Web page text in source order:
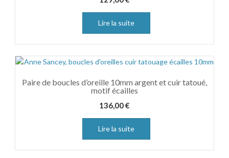
Lire la suite
Paire de boucles d’oreille 10mm argent et cuir tatoué,
motif écailles
136,00€
Lire la suite